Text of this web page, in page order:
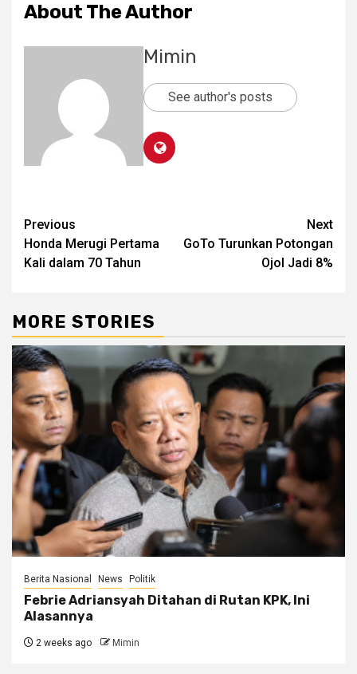
About The Author
Mimin
See author's posts
Post
navigation
Previous
Honda Merugi Pertama
Kali dalam 70 Tahun
Next
GoTo Turunkan Potongan
Ojol Jadi 8%
MORE STORIES
Berita Nasional News Politik
Febrie Adriansyah Ditahan di Rutan KPK, Ini
Alasannya
2 weeks ago Mimin